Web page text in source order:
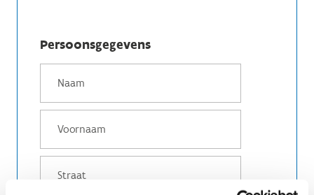
Persoonsgegevens